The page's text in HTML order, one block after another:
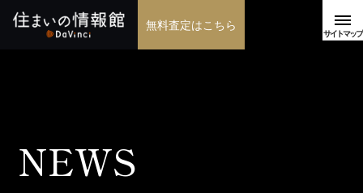
無料査定はこちら
NEWS